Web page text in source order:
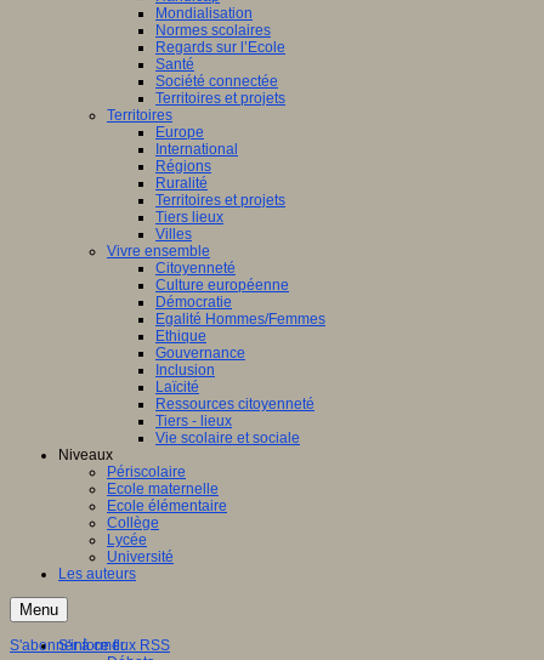
Mondialisation
Normes scolaires
Regards sur l’Ecole
Santé
Société connectée
Territoires et projets
Territoires
Europe
International
Régions
Ruralité
Territoires et projets
Tiers lieux
Villes
Vivre ensemble
Citoyenneté
Culture européenne
Démocratie
Egalité Hommes/Femmes
Ethique
Gouvernance
Inclusion
Laïcité
Ressources citoyenneté
Tiers - lieux
Vie scolaire et sociale
Niveaux
Périscolaire
Ecole maternelle
Ecole élémentaire
Collège
Lycée
Université
Les auteurs
Menu
S'informer
S'abonner à ce flux RSS